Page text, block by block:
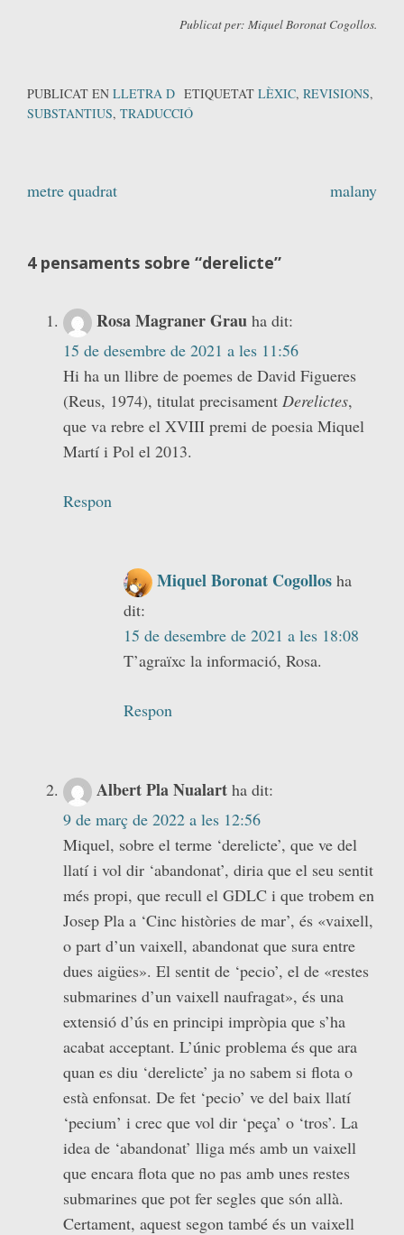
Publicat per: Miquel Boronat Cogollos.
PUBLICAT EN LLETRA D ETIQUETAT LÈXIC, REVISIONS,
SUBSTANTIUS, TRADUCCIÓ
Navegació
metre quadrat malany
4 pensaments sobre “derelicte”
Rosa Magraner Grau ha dit:
15 de desembre de 2021 a les 11:56
Hi ha un llibre de poemes de David Figueres
(Reus, 1974), titulat precisament Derelictes,
que va rebre el XVIII premi de poesia Miquel
Martí i Pol el 2013.
Respon
Miquel Boronat Cogollos ha
dit:
15 de desembre de 2021 a les 18:08
T’agraïxc la informació, Rosa.
Respon
Albert Pla Nualart ha dit:
9 de març de 2022 a les 12:56
Miquel, sobre el terme ‘derelicte’, que ve del
llatí i vol dir ‘abandonat’, diria que el seu sentit
més propi, que recull el GDLC i que trobem en
Josep Pla a ‘Cinc històries de mar’, és «vaixell,
o part d’un vaixell, abandonat que sura entre
dues aigües». El sentit de ‘pecio’, el de «restes
submarines d’un vaixell naufragat», és una
extensió d’ús en principi impròpia que s’ha
acabat acceptant. L’únic problema és que ara
quan es diu ‘derelicte’ ja no sabem si flota o
està enfonsat. De fet ‘pecio’ ve del baix llatí
‘pecium’ i crec que vol dir ‘peça’ o ‘tros’. La
idea de ‘abandonat’ lliga més amb un vaixell
que encara flota que no pas amb unes restes
submarines que pot fer segles que són allà.
Certament, aquest segon també és un vaixell